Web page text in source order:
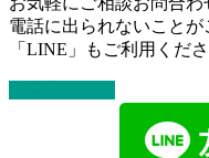
電話に出られないことが
「LINE」もご利用くださ